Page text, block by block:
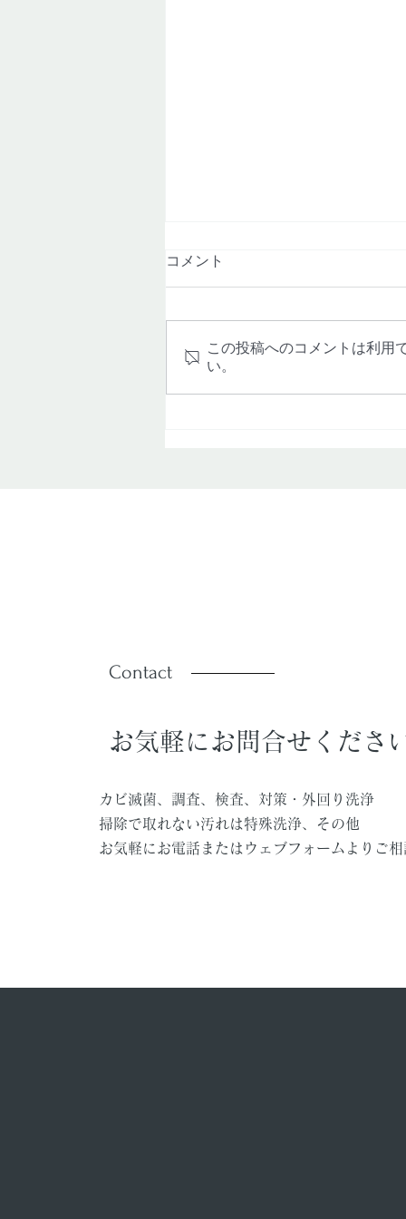
コメント
この投稿へのコメントは利用
い。
Contact
お気軽にお問合せくださ
カビ滅菌、調査、検査、対策・外回り洗浄
掃除で取れない汚れは特殊洗浄、
その他
お気軽にお電話またはウェブフォームよりご